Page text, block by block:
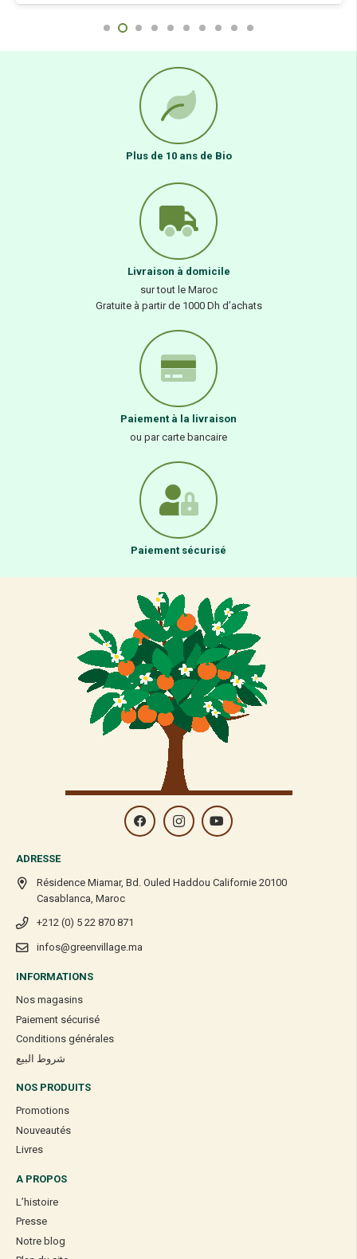
Plus de 10 ans de Bio
Livraison à domicile
sur tout le Maroc
Gratuite à partir de 1000 Dh d’achats
Paiement à la livraison
ou par carte bancaire
Paiement sécurisé
ADRESSE
Résidence Miamar, Bd. Ouled Haddou Californie 20100
Casablanca, Maroc
+212 (0) 5 22 870 871
infos@greenvillage.ma
INFORMATIONS
Nos magasins
Paiement sécurisé
Conditions générales
شروط البيع
NOS PRODUITS
Promotions
Nouveautés
Livres
A PROPOS
L’histoire
Presse
Notre blog